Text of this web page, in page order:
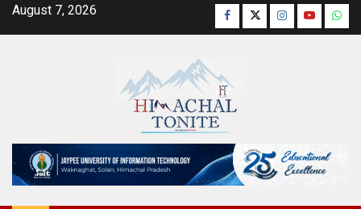
SkipAugust 7, 2026 Facebook
TwitterInstagram
YouTube